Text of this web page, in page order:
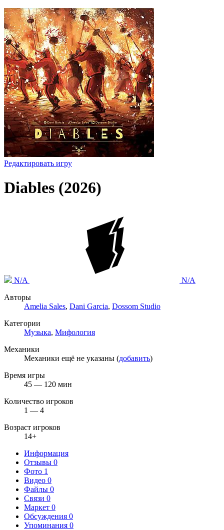
Редактировать игру
Diables (2026)
N/A
N/A
Авторы
Amelia Sales, Dani Garcia, Dossom Studio
Категории
Музыка, Мифология
Механики
Механики ещё не указаны (добавить)
Время игры
45 — 120 мин
Количество игроков
1 — 4
Возраст игроков
14+
Информация
Отзывы 0
Фото 1
Видео 0
Файлы 0
Связи 0
Маркет 0
Обсуждения 0
Упоминания 0